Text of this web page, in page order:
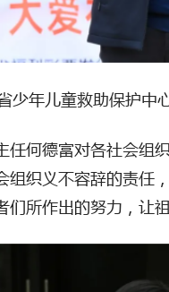
少年儿童救助保护中
任何德富对各社会组
组织义不容辞的责任
所作出的努力，让